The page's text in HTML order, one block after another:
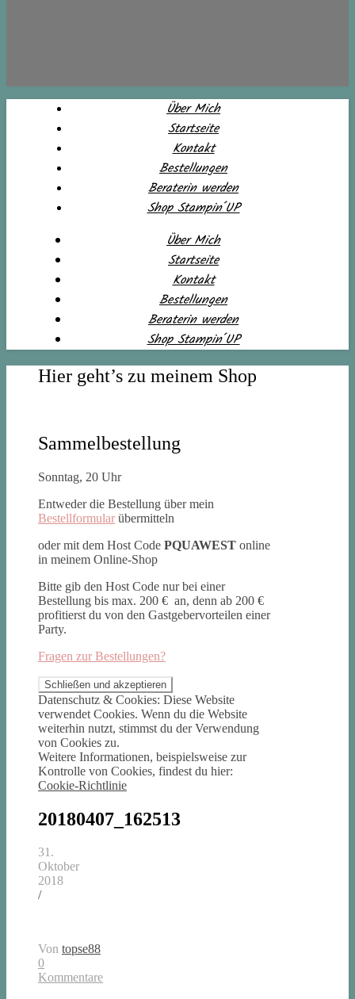
Über Mich
Startseite
Kontakt
Bestellungen
Beraterin werden
Shop Stampin´UP
Über Mich
Startseite
Kontakt
Bestellungen
Beraterin werden
Shop Stampin´UP
Hier geht’s zu meinem Shop
Sammelbestellung
Sonntag, 20 Uhr
Entweder die Bestellung über mein
Bestellformular übermitteln
oder mit dem Host Code PQUAWEST online
in meinem Online-Shop
Bitte gib den Host Code nur bei einer
Bestellung bis max. 200 € an, denn ab 200 €
profitierst du von den Gastgebervorteilen einer
Party.
Fragen zur Bestellungen?
Datenschutz & Cookies: Diese Website
verwendet Cookies. Wenn du die Website
weiterhin nutzt, stimmst du der Verwendung
von Cookies zu.
Weitere Informationen, beispielsweise zur
Kontrolle von Cookies, findest du hier:
Cookie-Richtlinie
20180407_162513
31.
Oktober
2018
/
Von topse88
0
Kommentare